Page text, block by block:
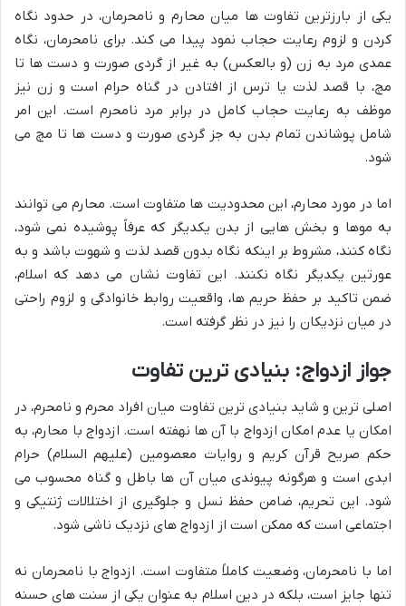
یکی از بارزترین تفاوت ها میان محارم و نامحرمان، در حدود نگاه
کردن و لزوم رعایت حجاب نمود پیدا می کند. برای نامحرمان، نگاه
عمدی مرد به زن (و بالعکس) به غیر از گردی صورت و دست ها تا
مچ، با قصد لذت یا ترس از افتادن در گناه حرام است و زن نیز
موظف به رعایت حجاب کامل در برابر مرد نامحرم است. این امر
شامل پوشاندن تمام بدن به جز گردی صورت و دست ها تا مچ می
شود.
اما در مورد محارم، این محدودیت ها متفاوت است. محارم می توانند
به موها و بخش هایی از بدن یکدیگر که عرفاً پوشیده نمی شود،
نگاه کنند، مشروط بر اینکه نگاه بدون قصد لذت و شهوت باشد و به
عورتین یکدیگر نگاه نکنند. این تفاوت نشان می دهد که اسلام،
ضمن تاکید بر حفظ حریم ها، واقعیت روابط خانوادگی و لزوم راحتی
در میان نزدیکان را نیز در نظر گرفته است.
جواز ازدواج: بنیادی ترین تفاوت
اصلی ترین و شاید بنیادی ترین تفاوت میان افراد محرم و نامحرم، در
امکان یا عدم امکان ازدواج با آن ها نهفته است. ازدواج با محارم، به
حکم صریح قرآن کریم و روایات معصومین (علیهم السلام) حرام
ابدی است و هرگونه پیوندی میان آن ها باطل و گناه محسوب می
شود. این تحریم، ضامن حفظ نسل و جلوگیری از اختلالات ژنتیکی و
اجتماعی است که ممکن است از ازدواج های نزدیک ناشی شود.
اما با نامحرمان، وضعیت کاملاً متفاوت است. ازدواج با نامحرمان نه
تنها جایز است، بلکه در دین اسلام به عنوان یکی از سنت های حسنه